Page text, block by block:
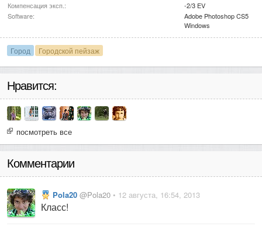
Компенсация эксп.:
-2/3 EV
Software:
Adobe Photoshop CS5
Windows
Город Городской пейзаж
Нравится:
посмотреть все
Комментарии
Pola20 @Pola20 • 12 августа, 16:54, 2013
Класс!